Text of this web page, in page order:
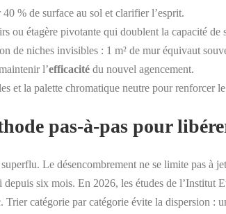
% de surface au sol et clarifier l’esprit.
ou étagère pivotante qui doublent la capacité de
de niches invisibles : 1 m² de mur équivaut
l’efficacité du nouvel agencement.
et la palette chromatique neutre pour renforcer
pas-à-pas pour
Le désencombrement ne se limite pas à
six mois. En 2026, les études de
Trier catégorie par catégorie évite la dispersion